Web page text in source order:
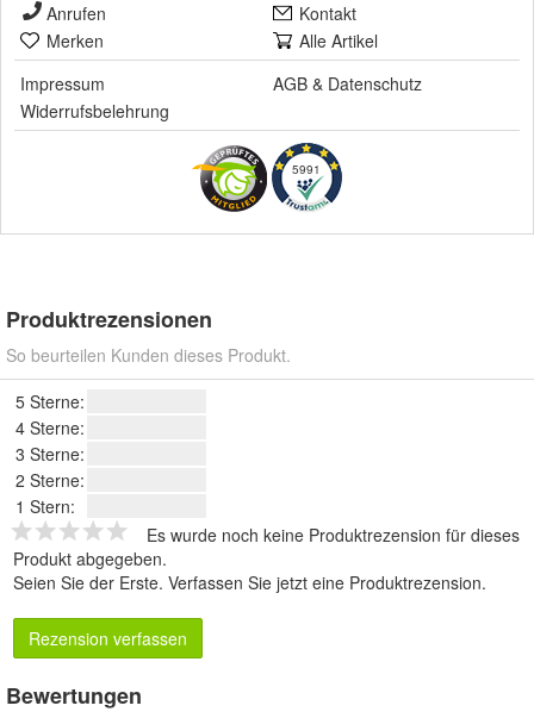
Anrufen
Kontakt
Merken
Alle Artikel
Impressum
AGB & Datenschutz
Widerrufsbelehrung
5991
Produktrezensionen
So beurteilen Kunden dieses Produkt.
5 Sterne:
4 Sterne:
3 Sterne:
2 Sterne:
1 Stern:
Es wurde noch keine Produktrezension für dieses
Produkt abgegeben.
Seien Sie der Erste. Verfassen Sie jetzt eine Produktrezension.
Rezension verfassen
Bewertungen